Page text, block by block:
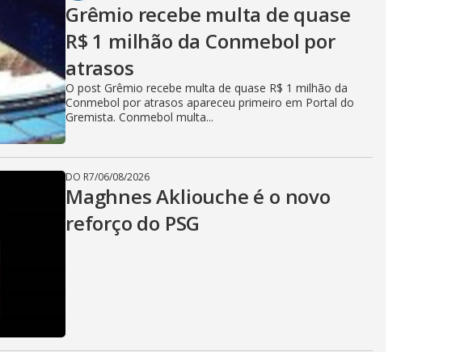
Grêmio recebe multa de quase
R$ 1 milhão da Conmebol por
atrasos
O post Grêmio recebe multa de quase R$ 1 milhão da
Conmebol por atrasos apareceu primeiro em Portal do
Gremista. Conmebol multa...
DO R7/06/08/2026
Maghnes Akliouche é o novo
reforço do PSG